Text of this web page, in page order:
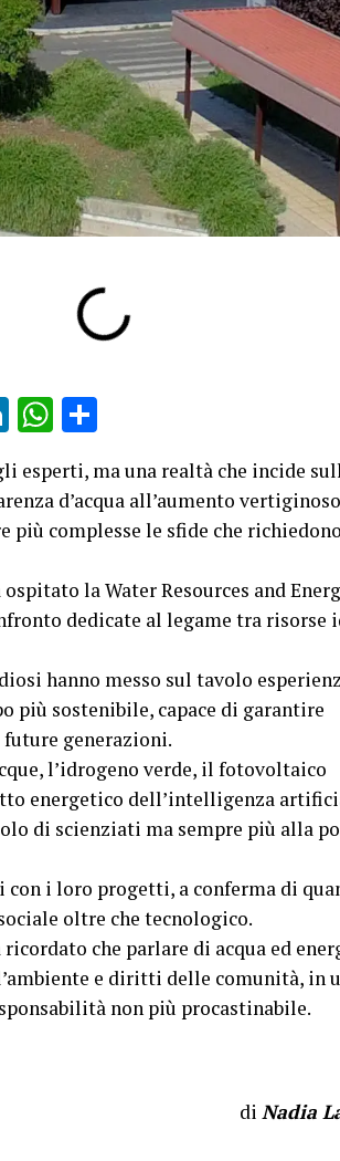
LinkedIn
WhatsApp
esperti, ma una realtà che incide
d’acqua all’aumento
più complesse le sfide che richiedono
la Water Resources and
dedicate al legame tra risorse
hanno messo sul tavolo
più sostenibile, capace di garantire
future generazioni.
l’idrogeno verde, il fotovoltaico
energetico dell’intelligenza
di scienziati ma sempre più alla
i loro progetti, a conferma di
oltre che tecnologico.
che parlare di acqua ed
e diritti delle comunità, in
non più procastinabile.
di Nadia